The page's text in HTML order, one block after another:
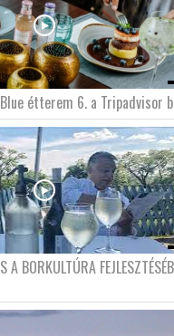
étterem 6. a Tripadvisor
A BORKULTÚRA